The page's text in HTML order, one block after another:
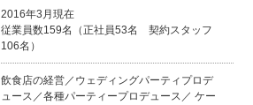
2016年3月現在
従業員数159名（正社員53名 契約スタッフ
106名）
飲食店の経営／ウェディングパーティプロデ
ュース／各種パーティープロデュース／ ケー